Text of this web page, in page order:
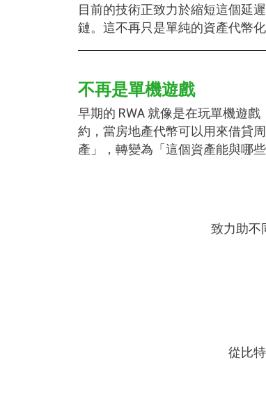
目前的技術正致力於縮短這個延
鏈。這不再只是單純的資產代幣
不再是單機遊戲
早期的 RWA 就像是在玩單機遊
約，當房地產代幣可以用來借貸
產」，轉變為「這個資產能與哪些
致力助不
從比